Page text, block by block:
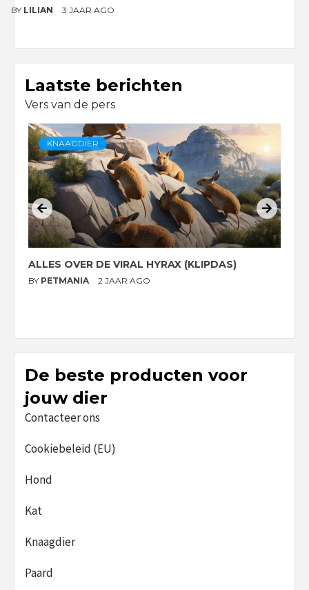
BY LILIAN 3 JAAR AGO
Laatste berichten
Vers van de pers
KNAAGDIER
ALLES OVER DE VIRAL HYRAX (KLIPDAS)
BY PETMANIA 2 JAAR AGO
De beste producten voor
jouw dier
Contacteer ons
Cookiebeleid (EU)
Hond
Kat
Knaagdier
Paard